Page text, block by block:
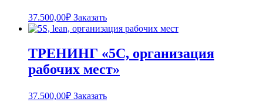
37.500,00₽ Заказать
ТРЕНИНГ «5С, организация
рабочих мест»
37.500,00₽ Заказать